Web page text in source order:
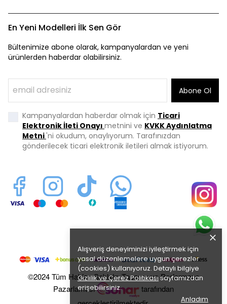
Alışveriş deneyiminizi iyileştirmek için
yasal düzenlemelere uygun çerezler
(cookies) kullanıyoruz. Detaylı bilgiye
Gizlilik ve Çerez Politikasısayfamızdan
erişebilirsiniz.
Anladım
En Yeni Modelleri İlk Sen Gör
Bültenimize abone olarak, kampanyalardan ve yeni
ürünlerden haberdar olabilirsiniz.
Abone Ol
Kampanyalardan haberdar olmak için Ticari
Elektronik İleti Onayı metnini ve KVKK Aydınlatma
Metni'ni okudum, onaylıyorum. Tarafınızdan
gönderilecek ticari elektronik iletileri almak istiyorum.
©2024 Tüm Hakları Saklıdır. Tasarım ve Performans
Pazarlaması
tarafından